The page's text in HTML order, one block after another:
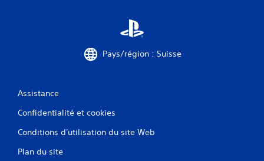
Pays/région : Suisse
Assistance
Confidentialité et cookies
Conditions d'utilisation du site Web
Plan du site